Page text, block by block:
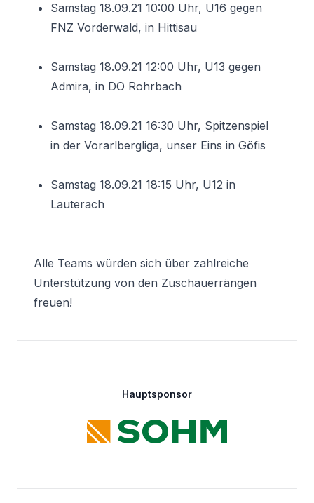
Samstag 18.09.21 10:00 Uhr, U16 gegen
FNZ Vorderwald, in Hittisau
Samstag 18.09.21 12:00 Uhr, U13 gegen
Admira, in DO Rohrbach
Samstag 18.09.21 16:30 Uhr, Spitzenspiel
in der Vorarlbergliga, unser Eins in Göfis
Samstag 18.09.21 18:15 Uhr, U12 in
Lauterach
Alle Teams würden sich über zahlreiche
Unterstützung von den Zuschauerrängen
freuen!
Hauptsponsor